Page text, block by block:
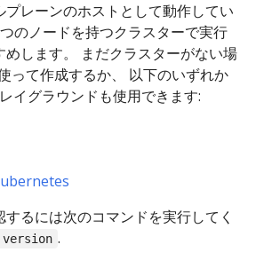
プレーンのホストとして動作してい
のノードを持つクラスターで実行
めします。 まだクラスターがない場
って作成するか、 以下のいずれか
イグラウンドも使用できます:
るには次のコマンドを実行してく
.